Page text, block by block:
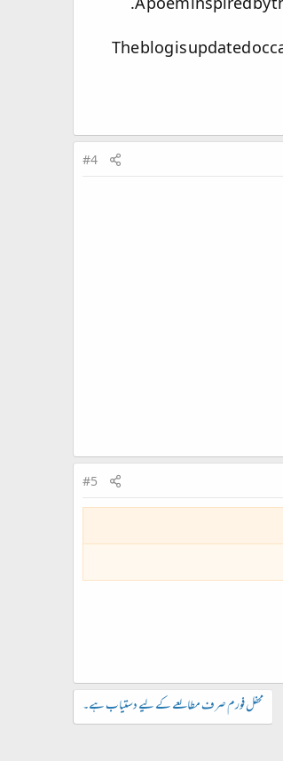
The blog is updated
#4
#5
محفل فورم صرف مطالعے کے لیے دستیاب ہے۔